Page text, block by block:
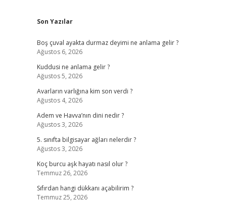
Sidebar
Son Yazılar
Boş çuval ayakta durmaz deyimi ne anlama gelir ?
Ağustos 6, 2026
Kuddusi ne anlama gelir ?
Ağustos 5, 2026
Avarların varlığına kim son verdi ?
Ağustos 4, 2026
Adem ve Havva’nın dini nedir ?
Ağustos 3, 2026
5. sınıfta bilgisayar ağları nelerdir ?
Ağustos 3, 2026
Koç burcu aşk hayatı nasıl olur ?
Temmuz 26, 2026
Sıfırdan hangi dükkanı açabilirim ?
Temmuz 25, 2026